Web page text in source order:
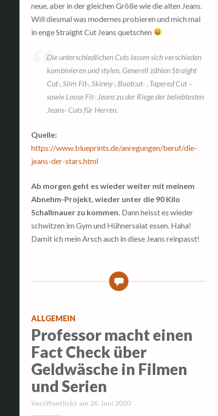
neue, aber in der gleichen Größe wie die alten Jeans.
Will diesmal was modernes probieren und mich mal
in enge Straight Cut Jeans quetschen
Die unterschiedlichen Cuts lassen sich verschieden
kombinieren und stylen. Generell zählen Straight
Cut-, Slim Fit-, Skinny-, Bootcut- , Tapered Cut –
sowie Loose Fit- Jeans zu der Riege der beliebtesten
Jeans- Cuts für Herren.
Quelle:
https://www.blueprints.de/anregungen/beruf/die-
jeans-der-stars.html
Ab morgen geht es wieder weiter mit meinem
Abnehm-Projekt, wieder unter die 90 Kilo
Schallmauer zu kommen. Dann heisst es wieder
schwitzen im Gym und Hühnersalat essen. Haha!
Damit ich mein Arsch auch in diese Jeans reinpasst!
0
ALLGEMEIN
Professor macht einen
Fact Check über
Geldwäsche in Filmen
und Serien
Veröffentlicht am 26. Juni 2020